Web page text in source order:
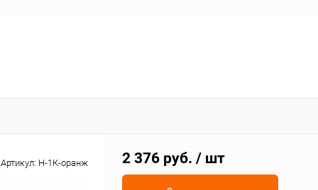
Артикул: Н-1К-оранж 2 376 руб. / шт